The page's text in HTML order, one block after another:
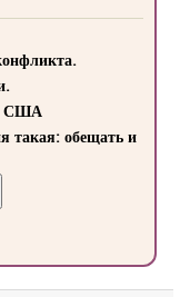
США
такая: обещать и